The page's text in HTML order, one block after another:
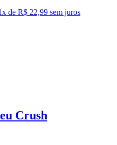
x de R$ 22,99 sem juros
Crush